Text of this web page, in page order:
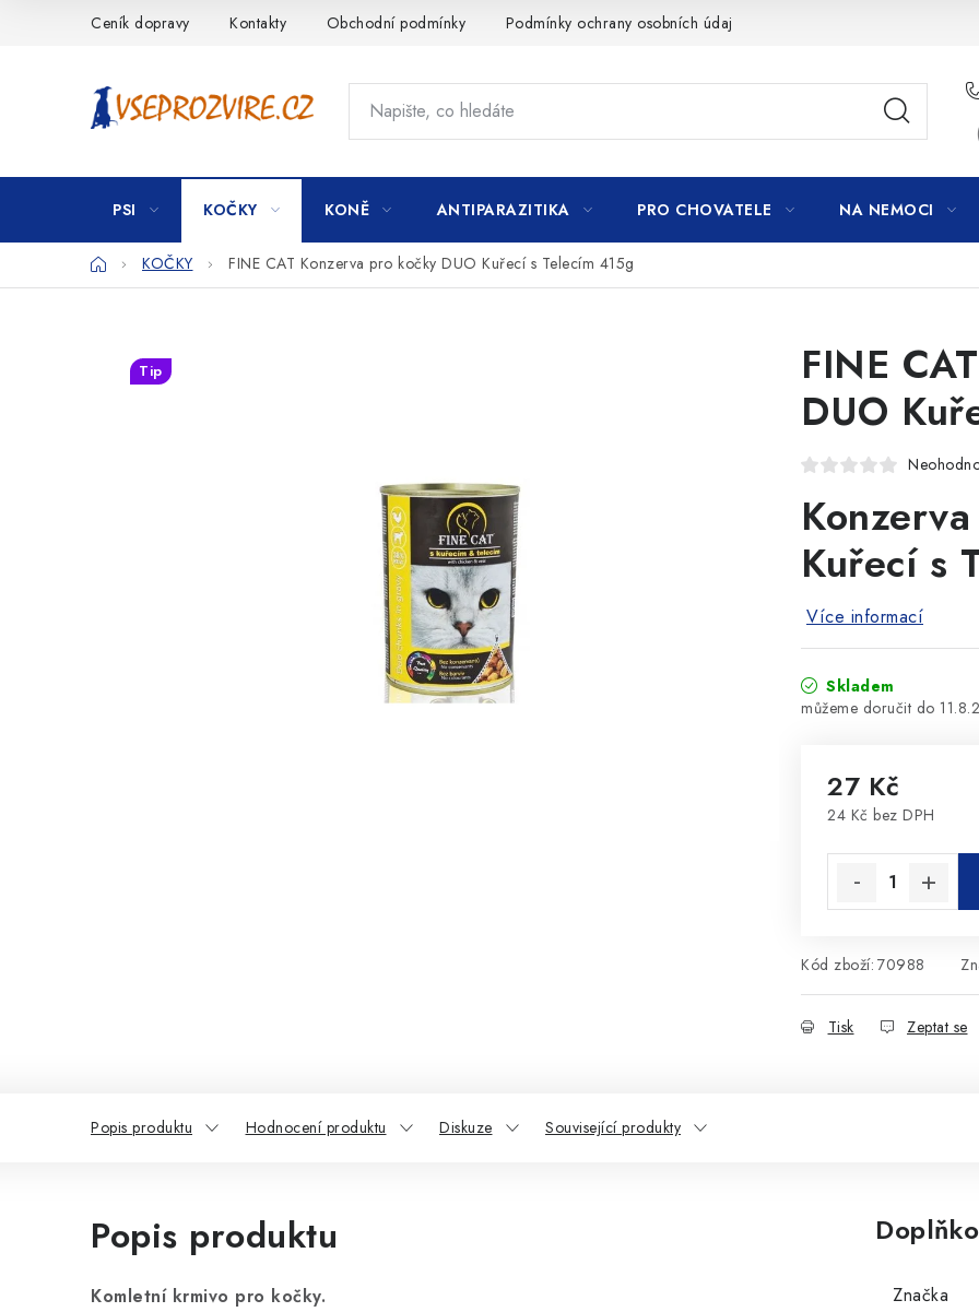
Ceník dopravy Kontakty Obchodní podmínky Podmínky ochrany osobních údajů
PSI KOČKY KONĚ ANTIPARAZITIKA PRO CHOVATELE NA NEMOCI
DomůKOČKY FINE CAT Konzerva pro kočky DUO Kuřecí s Telecím 415g
FINE
DUO
Kuřecí s
Více informací
Skladem
27 Kč
24 Kč bez DPH
Kód zboží: 70988
Tisk Zeptat se
Tip
Popis produktu Hodnocení produktu Diskuze Související produkty
Popis produktu
Komletní krmivo pro kočky. Značka